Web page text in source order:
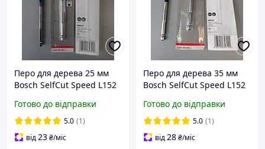
Перо для дерева 25 мм
Bosch SelfCut Speed L152
Готово до відправки
5.0 (1)
від23₴/міс
Перо для дерева 35 мм
Bosch SelfCut Speed L152
Готово до відправки
5.0 (1)
від28₴/міс